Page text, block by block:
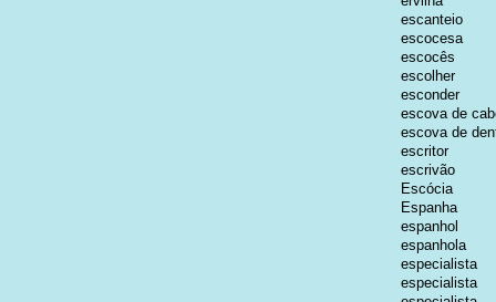
escanteio
escocesa
escocês
escolher
esconder
escova de
escova de
escritor
escrivão
Escócia
Espanha
espanhol
espanhola
especialista
especialista